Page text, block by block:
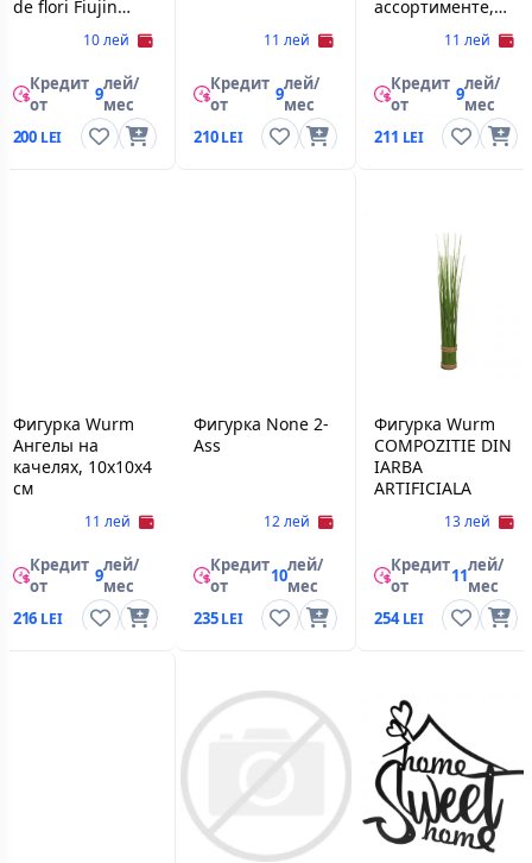
de flori Fiujin
10 лей
Кредит
от
9лей/
мес
200
11 лей
Кредит
от
9лей/
мес
210
ассортименте,
11 лей
Кредит
от
9лей/
мес
211
Фигурка Wurm
Ангелы на
качелях, 10х10х4
см
11 лей
Кредит
от
9лей/
мес
216
Фигурка None 2-
Ass
12 лей
Кредит
от
10лей/
мес
235
Фигурка Wurm
COMPOZITIE DIN
IARBA
ARTIFICIALA
13 лей
Кредит
от
11лей/
мес
254